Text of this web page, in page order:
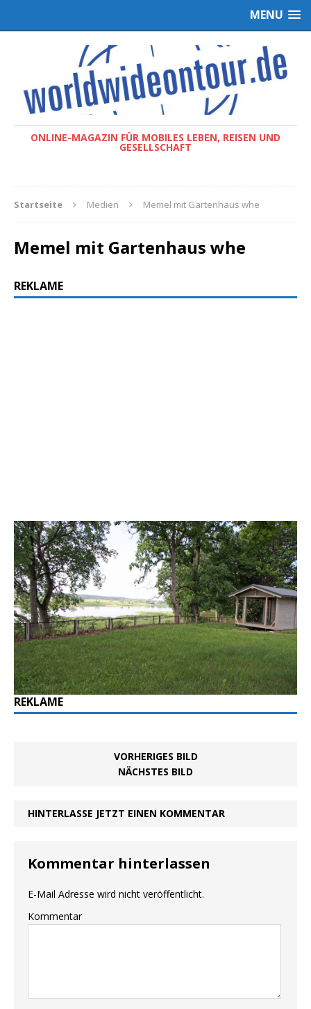
MENU
ONLINE-MAGAZIN FÜR MOBILES LEBEN, REISEN UND
GESELLSCHAFT
Startseite Medien Memel mit Gartenhaus whe
Memel mit Gartenhaus whe
REKLAME
REKLAME
VORHERIGES BILD
NÄCHSTES BILD
HINTERLASSE JETZT EINEN KOMMENTAR
Kommentar hinterlassen
E-Mail Adresse wird nicht veröffentlicht.
Kommentar